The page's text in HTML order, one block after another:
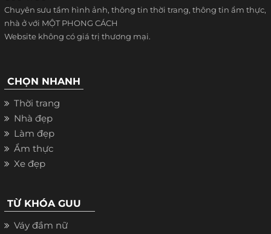
Chuyên sưu tầm hình ảnh, thông tin thời trang, thông tin ẩm thực,
nhà ở với MỘT PHONG CÁCH
Website không có giá trị thương mại.
CHỌN NHANH
Thời trang
Nhà đẹp
Làm đẹp
Ẩm thực
Xe đẹp
TỪ KHÓA GUU
Váy đầm nữ